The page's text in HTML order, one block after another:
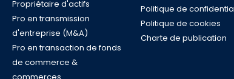
Propriétaire d'actifs
Pro en transmission
d'entreprise (M&A)
Pro en transaction de fonds
de commerce &
Politique de
Politique de cookies
Charte de publication